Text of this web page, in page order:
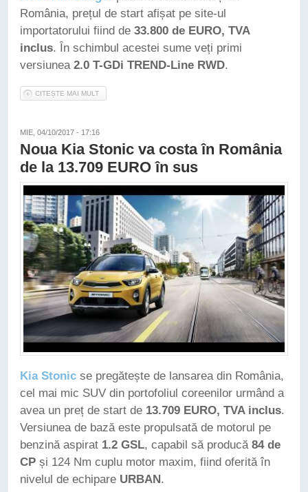
România, prețul de start afișat pe site-ul
importatorului fiind de 33.800 de EURO, TVA
inclus. În schimbul acestei sume veți primi
versiunea 2.0 T-GDi TREND-Line RWD.
CITEȘTE MAI MULT
MIE, 04/10/2017 - 17:16
Noua Kia Stonic va costa în România
de la 13.709 EURO în sus
Kia Stonic se pregătește de lansarea din România,
cel mai mic SUV din portofoliul coreenilor urmând a
avea un preț de start de 13.709 EURO, TVA inclus.
Versiunea de bază este propulsată de motorul pe
benzină aspirat 1.2 GSL, capabil să producă 84 de
CP și 124 Nm cuplu motor maxim, fiind oferită în
nivelul de echipare URBAN.